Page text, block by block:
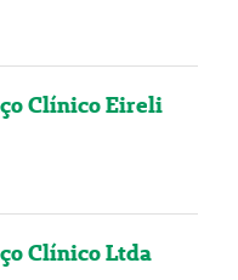
Clínico Eireli
Clínico Ltda